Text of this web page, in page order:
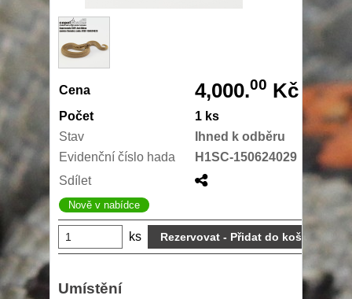
Cena 4,000.00 Kč
Počet
1 ks
Stav
Ihned k odběru
Evidenční číslo hada
H1SC-150624029
Sdílet
Nově v nabídce
ks
Umístění